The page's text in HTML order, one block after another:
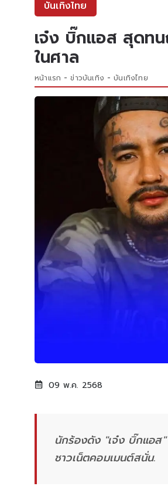
บันเทิงไทย
เจ๋ง บิ๊กแอส สุดท
ในศาล
หน้าแรก ข่าวบันเทิง บันเทิงไทย
09 พ.ค. 2568
นักร้องดัง "เจ๋ง บิ๊กแอส
ชาวเน็ตคอมเมนต์สนั่น.